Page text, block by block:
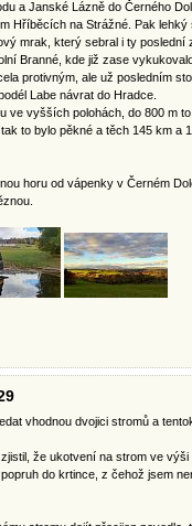
a Janské Lázně do Černého
Hříběcích na Strážné. Pak
mrak, který sebral i ty
Branné, kde již zase
protivným, ale už posledním
Labe návrat do Hradce.
ve vyšších polohách, do 800 m
to bylo pěkné a těch 145 km
horu od vápenky v Černém
vhodnou dvojici stromů a
že ukotvení na strom ve
do krtince, z čehož jsem